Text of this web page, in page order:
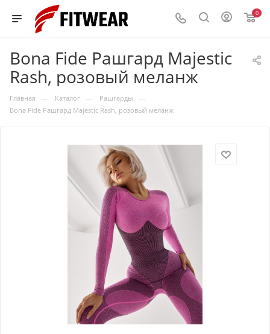
0
Bona Fide Рашгард Majestic
Rash, розовый меланж
Главная — Каталог — Рашгарды —
Bona Fide Рашгард Majestic Rash, розовый меланж